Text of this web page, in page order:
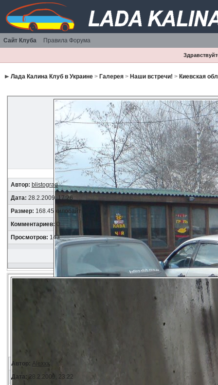
Сайт Клуба Правила Форума
Лада Калина Клуб в Украине> Галерея> Наши встречи! > Киевская
Автор: blistograd
Дата: 28.2.2009, 17:26
Размер: 168.45 килобайт
Комментариев: 0
Просмотров: 143
Автор: Alexxx
Дата: 28.2.2009, 23:22